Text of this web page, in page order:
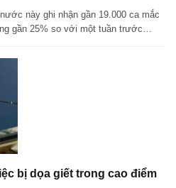
này ghi nhận gần 19.000 ca mắc
gần 25% so với một tuần trước…
bị dọa giết trong cao điểm